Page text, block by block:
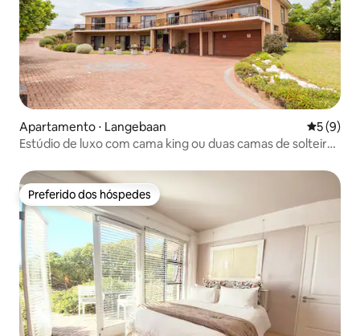
Apartamento ⋅ Langebaan 5 de
5 (9)
Estúdio de luxo com cama king ou duas camas de solteiro,
Preferido dos hóspedes
Preferido dos hóspedes